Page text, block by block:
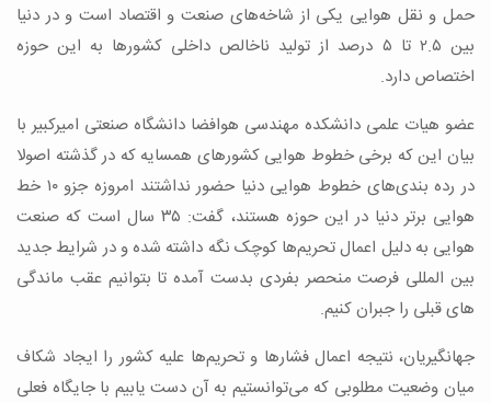
حمل و نقل هوایی یکی از شاخه‌های صنعت و اقتصاد است و در دنیا
بین ۲.۵ تا ۵ درصد از تولید ناخالص داخلی کشورها به این حوزه
اختصاص دارد.
عضو هیات علمی دانشکده مهندسی هوافضا دانشگاه صنعتی امیرکبیر با
بیان این که برخی خطوط هوایی کشورهای همسایه که در گذشته اصولا
در رده بندی‌های خطوط هوایی دنیا حضور نداشتند امروزه جزو ۱۰ خط
هوایی برتر دنیا در این حوزه هستند، گفت: ۳۵ سال است که صنعت
هوایی به دلیل اعمال تحریم‌ها کوچک نگه داشته شده و در شرایط جدید
بین المللی فرصت منحصر بفردی بدست آمده تا بتوانیم عقب ماندگی
های قبلی را جبران کنیم.
جهانگیریان، نتیجه اعمال فشارها و تحریم‌ها علیه کشور را ایجاد شکاف
میان وضعیت مطلوبی که می‌توانستیم به آن دست یابیم با جایگاه فعلی